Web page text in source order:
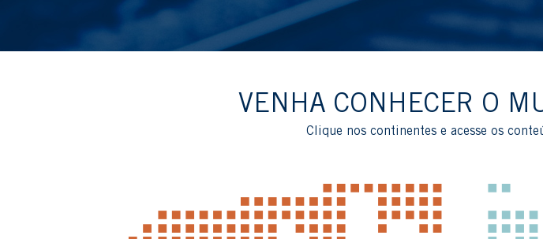
VENHA CONHECER O
Clique nos continentes e acesse os